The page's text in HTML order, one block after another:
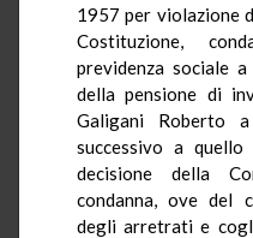
1957 per violazione
Costituzione,
previdenza sociale
della pensione di
Galigani Roberto
successivo a quello
decisione della
condanna, ove del
degli arretrati e